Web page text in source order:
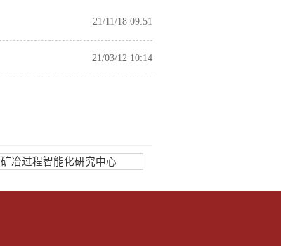
21/11/18 09:51
21/03/12 10:14
矿冶过程智能化研究中心